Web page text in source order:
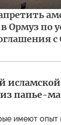
Ормуз по
из папье-
имеют опыт